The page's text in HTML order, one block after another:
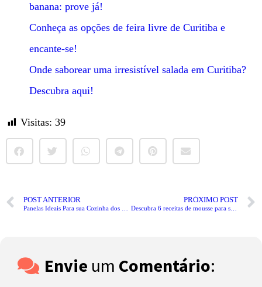
banana: prove já!
Conheça as opções de feira livre de Curitiba e
encante-se!
Onde saborear uma irresistível salada em Curitiba?
Descubra aqui!
Visitas: 39
POST ANTERIOR PRÓXIMO POST
Descubra 6 receitas de mousse para sobremesa já!
Envie um Comentário: